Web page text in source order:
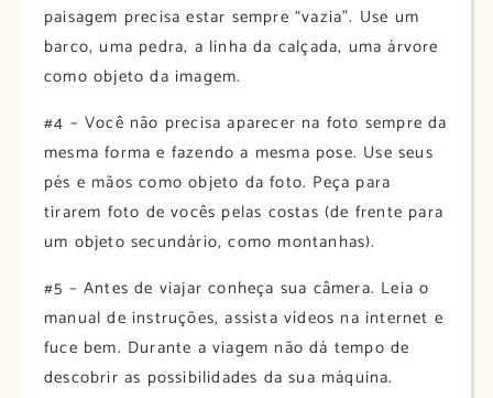
paisagem precisa estar sempre “vazia”. Use um
barco, uma pedra, a linha da calçada, uma árvore
como objeto da imagem.
#4 – Você não precisa aparecer na foto sempre da
mesma forma e fazendo a mesma pose. Use seus
pés e mãos como objeto da foto. Peça para
tirarem foto de vocês pelas costas (de frente para
um objeto secundário, como montanhas).
#5 – Antes de viajar conheça sua câmera. Leia o
manual de instruções, assista vídeos na internet e
fuce bem. Durante a viagem não dá tempo de
descobrir as possibilidades da sua máquina.